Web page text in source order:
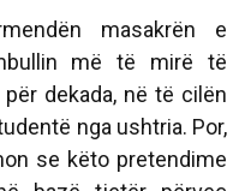
masakrën e
më të mirë të
dekada, në të cilën
nga ushtria. Por,
se këto pretendime